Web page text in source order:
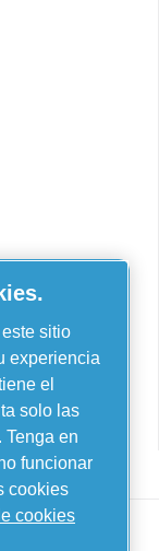
sitio
experiencia
el
solo las
en
funcionar
cookies
cookies